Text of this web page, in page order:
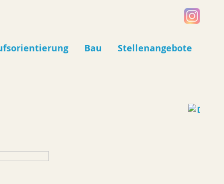
Bau Stellenangebote